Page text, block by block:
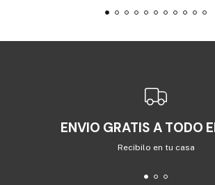
ENVIO GRATIS A TODO
Recibilo en tu casa